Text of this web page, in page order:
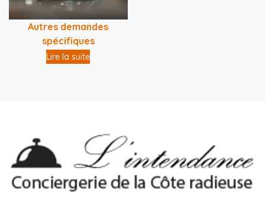
Autres demandes
spécifiques
Lire la suite